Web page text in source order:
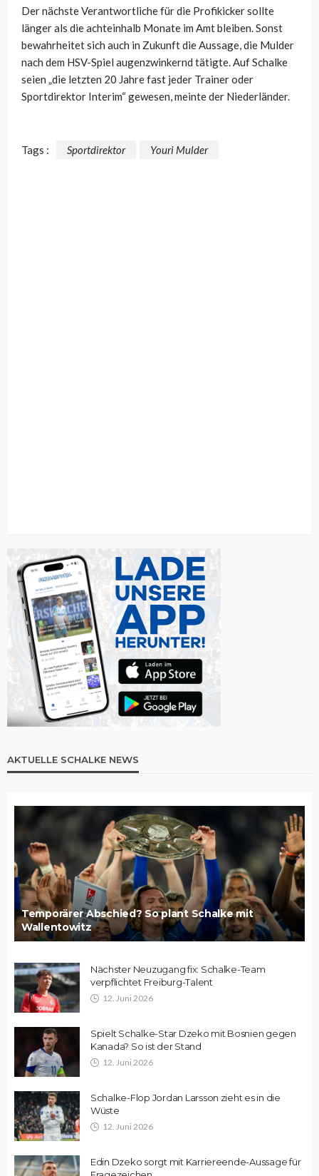
Der nächste Verantwortliche für die Profikicker sollte
länger als die achteinhalb Monate im Amt bleiben. Sonst
bewahrheitet sich auch in Zukunft die Aussage, die Mulder
nach dem HSV-Spiel augenzwinkernd tätigte. Auf Schalke
seien „die letzten 20 Jahre fast jeder Trainer oder
Sportdirektor Interim“ gewesen, meinte der Niederländer.
Tags : Sportdirektor Youri Mulder
AKTUELLE SCHALKE NEWS
Temporärer Abschied? So plant Schalke mit
Wallentowitz
Nächster Neuzugang fix: Schalke-Team
verpflichtet Freiburg-Talent
12. Juni 2026
Spielt Schalke-Star Dzeko mit Bosnien gegen
Kanada? So ist der Stand
12. Juni 2026
Schalke-Flop Jordan Larsson zieht es in die
Wüste
12. Juni 2026
Edin Dzeko sorgt mit Karriereende-Aussage für